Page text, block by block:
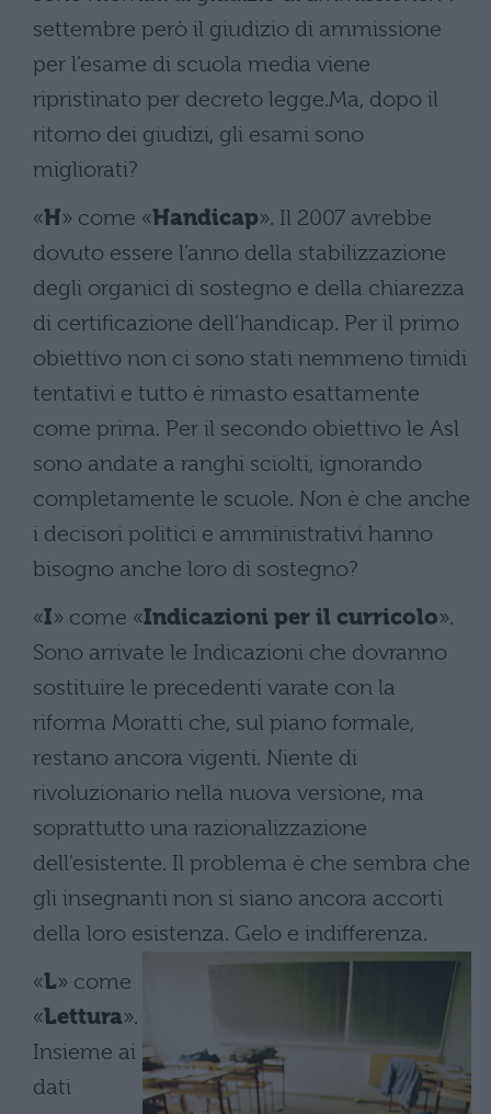
settembre però il giudizio di ammissione
per l’esame di scuola media viene
ripristinato per decreto legge.Ma, dopo il
ritorno dei giudizi, gli esami sono
migliorati?
«H» come «Handicap». Il 2007 avrebbe
dovuto essere l’anno della stabilizzazione
degli organici di sostegno e della chiarezza
di certificazione dell’handicap. Per il primo
obiettivo non ci sono stati nemmeno timidi
tentativi e tutto è rimasto esattamente
come prima. Per il secondo obiettivo le Asl
sono andate a ranghi sciolti, ignorando
completamente le scuole. Non è che anche
i decisori politici e amministrativi hanno
bisogno anche loro di sostegno?
«I» come «Indicazioni per il curricolo».
Sono arrivate le Indicazioni che dovranno
sostituire le precedenti varate con la
riforma Moratti che, sul piano formale,
restano ancora vigenti. Niente di
rivoluzionario nella nuova versione, ma
soprattutto una razionalizzazione
dell’esistente. Il problema è che sembra che
gli insegnanti non si siano ancora accorti
della loro esistenza. Gelo e indifferenza.
«L» come
«Lettura».
Insieme ai
dati